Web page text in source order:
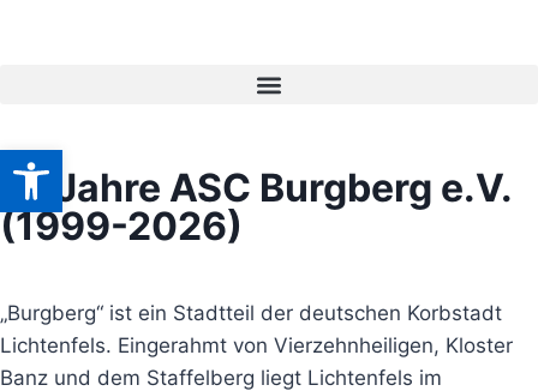
27 Jahre ASC Burgberg e.V.
(1999-2026)
„Burgberg“ ist ein Stadtteil der deutschen Korbstadt
Lichtenfels. Eingerahmt von Vierzehnheiligen, Kloster
Banz und dem Staffelberg liegt Lichtenfels im
Werkzeugleiste öffnen